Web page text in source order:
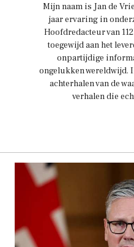
Mijn naam is Jan de
jaar ervaring in
Hoofdredacteur van
toegewijd aan het
onpartijdige
ongelukken wereldwijd.
achterhalen van de
verhalen die